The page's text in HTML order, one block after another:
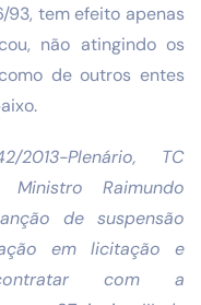
93, tem efeito apenas
não atingindo os
de outros entes
Plenário, TC
Ministro Raimundo
de suspensão
em licitação e
com a